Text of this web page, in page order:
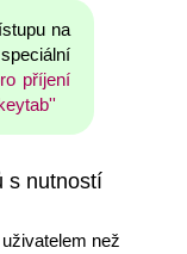
na
příjení
s nutností
než